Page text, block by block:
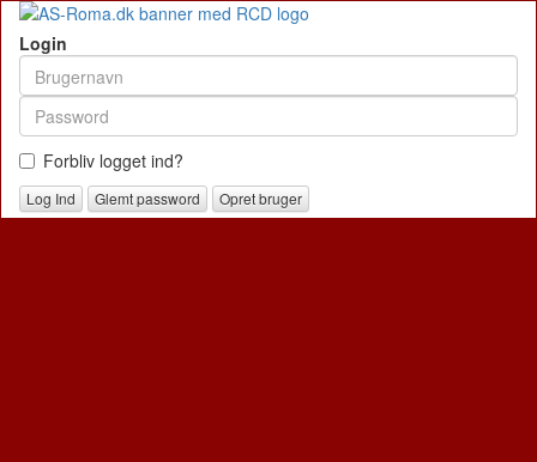
Login
Forbliv logget ind?
Glemt password Opret bruger